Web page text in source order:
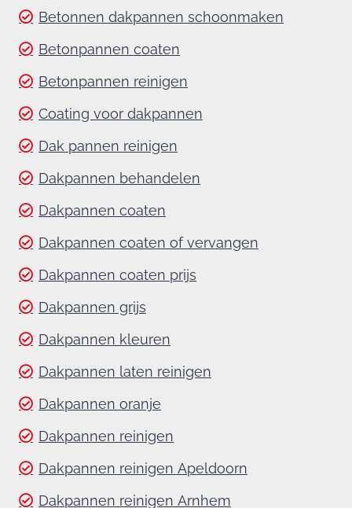
Betonnen dakpannen schoonmaken
Betonpannen coaten
Betonpannen reinigen
Coating voor dakpannen
Dak pannen reinigen
Dakpannen behandelen
Dakpannen coaten
Dakpannen coaten of vervangen
Dakpannen coaten prijs
Dakpannen grijs
Dakpannen kleuren
Dakpannen laten reinigen
Dakpannen oranje
Dakpannen reinigen
Dakpannen reinigen Apeldoorn
Dakpannen reinigen Arnhem